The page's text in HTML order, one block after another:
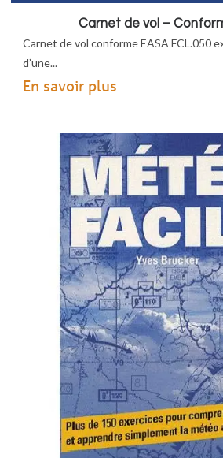
Carnet de vol –
Carnet de vol conforme EASA FCL.050
d’une...
En savoir plus